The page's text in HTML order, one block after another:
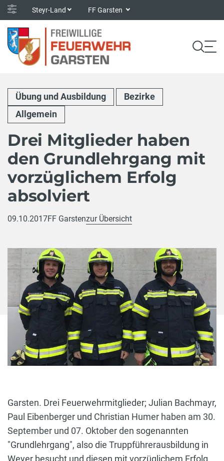
Steyr-Land FF Garsten
Übung und Ausbildung
Bezirke
Allgemein
Drei Mitglieder haben
den Grundlehrgang mit
vorzüglichem Erfolg
absolviert
09.10.2017FF Garstenzur Übersicht
Garsten. Drei Feuerwehrmitglieder; Julian Bachmayr,
Paul Eibenberger und Christian Humer haben am 30.
September und 07. Oktober den sogenannten
"Grundlehrgang", also die Truppführerausbildung in
Weyer besucht und diesen mit vorzüglichem Erfolg